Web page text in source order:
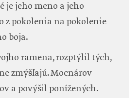
je jeho meno a jeho
z pokolenia na pokolenie
boja.
ramena, rozptýlil tých,
zmýšľajú. Mocnárov
a povýšil ponížených.